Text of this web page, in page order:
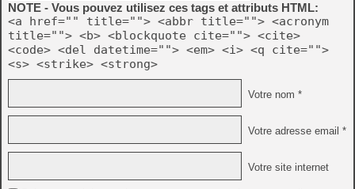
NOTE - Vous pouvez utilisez ces tags et attributs HTML:
<a href="" title=""> <abbr title=""> <acronym
title=""> <b> <blockquote cite=""> <cite>
<code> <del datetime=""> <em> <i> <q cite="">
<s> <strike> <strong>
Votre nom *
Votre adresse email *
Votre site internet